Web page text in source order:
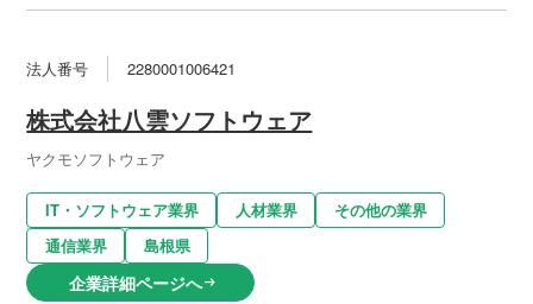
法人番号 2280001006421
株式会社八雲ソフトウェア
ヤクモソフトウェア
IT・ソフトウェア業界 人材業界
その他の業界
通信業界
島根県
企業詳細ページへarrow_right_alt